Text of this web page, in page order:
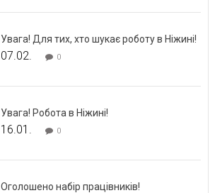
Увага! Для тих, хто шукає роботу в Ніжині!
07.02. 0
Увага! Робота в Ніжині!
16.01. 0
Оголошено набір працівників!